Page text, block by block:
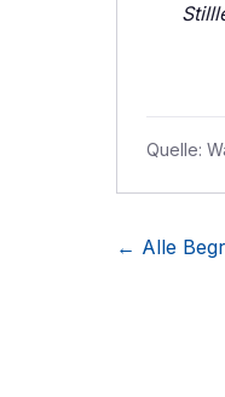
Quelle:
← Alle